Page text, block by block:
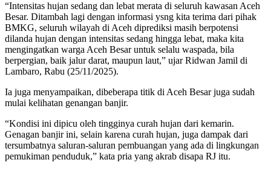
“Intensitas hujan sedang dan lebat merata di seluruh kawasan Aceh
Besar. Ditambah lagi dengan informasi ysng kita terima dari pihak
BMKG, seluruh wilayah di Aceh diprediksi masih berpotensi
dilanda hujan dengan intensitas sedang hingga lebat, maka kita
mengingatkan warga Aceh Besar untuk selalu waspada, bila
berpergian, baik jalur darat, maupun laut,” ujar Ridwan Jamil di
Lambaro, Rabu (25/11/2025).
Ia juga menyampaikan, dibeberapa titik di Aceh Besar juga sudah
mulai kelihatan genangan banjir.
“Kondisi ini dipicu oleh tingginya curah hujan dari kemarin.
Genagan banjir ini, selain karena curah hujan, juga dampak dari
tersumbatnya saluran-saluran pembuangan yang ada di lingkungan
pemukiman penduduk,” kata pria yang akrab disapa RJ itu.